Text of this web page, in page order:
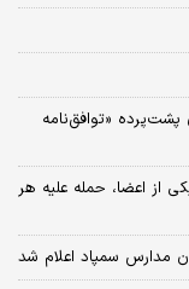
پشت‌پرده «توافق‌نامه
از اعضا، حمله علیه هر
مدارس سمپاد اعلام شد